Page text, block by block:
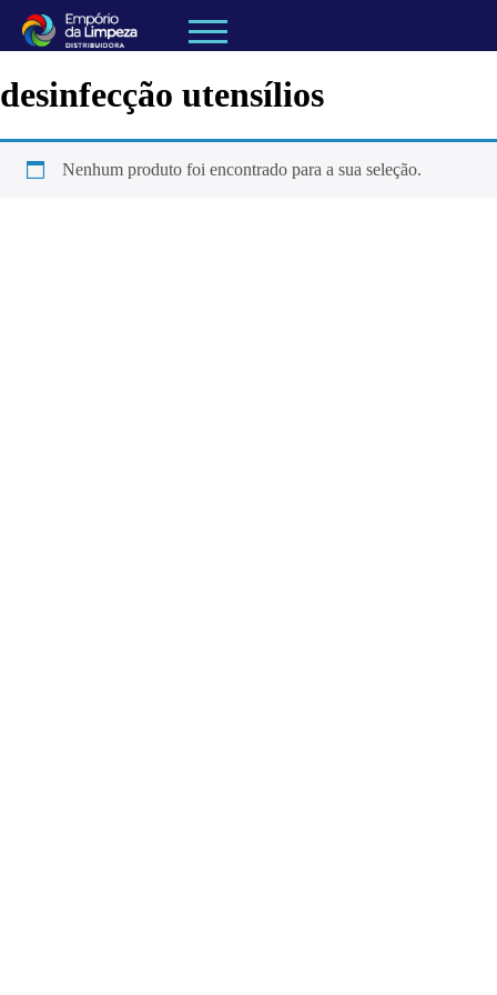
desinfecção utensílios
Nenhum produto foi encontrado para a sua seleção.